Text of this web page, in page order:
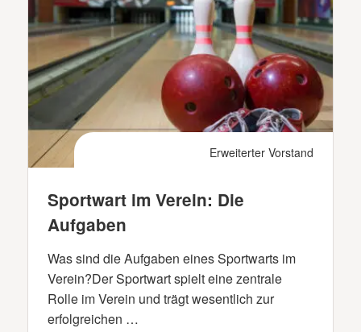
Erweiterter Vorstand
Sportwart im Verein: Die
Aufgaben
Was sind die Aufgaben eines Sportwarts im
Verein?Der Sportwart spielt eine zentrale
Rolle im Verein und trägt wesentlich zur
erfolgreichen …